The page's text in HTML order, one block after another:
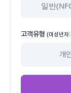
일반
고객유형 (미성년
개인